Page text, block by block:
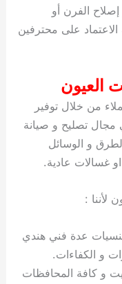
الفرن أو
على محترفين
العيون
من خلال توفير
مجال تصليح و صيانة
و الوسائل
غسالات عادية.
لأننا :
عدة فني هندي
و الكفاءات.
و كافة المحافظات